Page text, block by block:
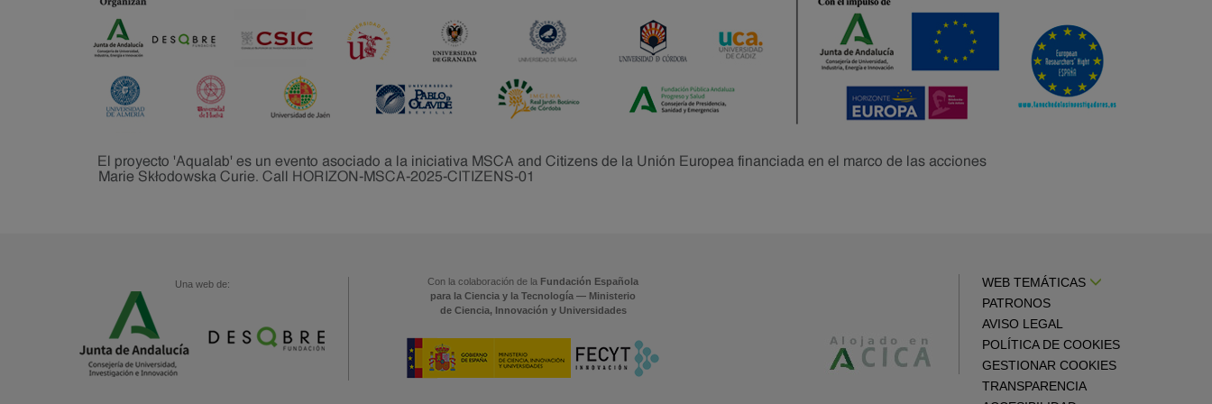
Una web de: Con la colaboración de la Fundación Española
para la Ciencia y la Tecnología — Ministerio
de Ciencia, Innovación y Universidades
WEB TEMÁTICAS
PATRONOS
AVISO LEGAL
POLÍTICA DE COOKIES
GESTIONAR COOKIES
TRANSPARENCIA